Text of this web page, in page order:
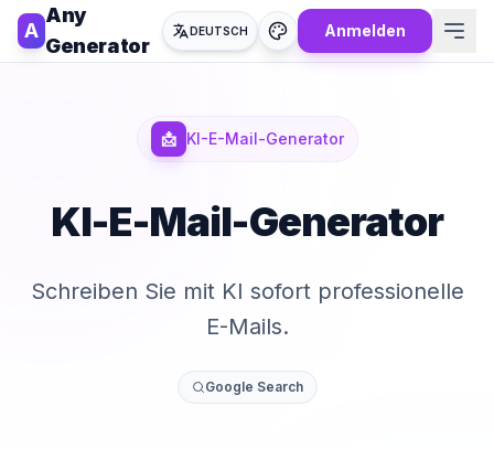
A
Any
Generator
DEUTSCH Anmelden
📩 KI-E-Mail-Generator
KI-E-Mail-Generator
Schreiben Sie mit KI sofort professionelle
E-Mails.
Google Search